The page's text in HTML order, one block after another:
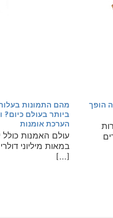
הופך
מהם התמונות
ביותר בעולם
הערכת אומנות
עולם האמנות כולל
במאות מיליוני
[...]